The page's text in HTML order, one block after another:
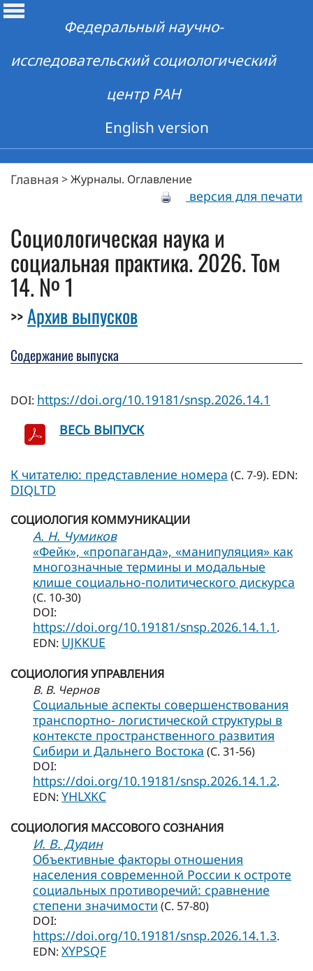
Федеральный научно-
исследовательский социологический
центр РАН
English version
Главная >Журналы. Оглавление
версия для печати
Социологическая наука и
социальная практика. 2026. Том
14. № 1
>>Архив выпусков
Содержание выпуска
DOI: https://doi.org/10.19181/snsp.2026.14.1
ВЕСЬ ВЫПУСК
К читателю: представление номера (С. 7-9). EDN:
DIQLTD
СОЦИОЛОГИЯ КОММУНИКАЦИИ
А. Н. Чумиков
«Фейк», «пропаганда», «манипуляция» как
многозначные термины и модальные
клише социально-политического дискурса
(С. 10-30)
DOI:
https://doi.org/10.19181/snsp.2026.14.1.1.
EDN: UJKKUE
СОЦИОЛОГИЯ УПРАВЛЕНИЯ
В. В. Чернов
Социальные аспекты совершенствования
транспортно- логистической структуры в
контексте пространственного развития
Сибири и Дальнего Востока (С. 31-56)
DOI:
https://doi.org/10.19181/snsp.2026.14.1.2.
EDN: YHLXKC
СОЦИОЛОГИЯ МАССОВОГО СОЗНАНИЯ
И. В. Дудин
Объективные факторы отношения
населения современной России к остроте
социальных противоречий: сравнение
степени значимости (С. 57-80)
DOI:
https://doi.org/10.19181/snsp.2026.14.1.3.
EDN: XYPSQF